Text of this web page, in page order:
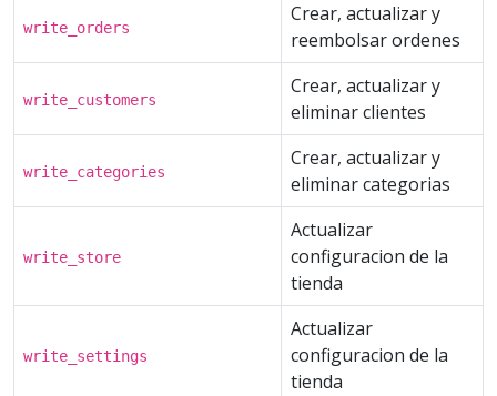
write_orders
Crear, actualizar y
reembolsar ordenes
write_customers
Crear, actualizar y
eliminar clientes
write_categories
Crear, actualizar y
eliminar categorias
write_store
Actualizar
configuracion de la
tienda
write_settings
Actualizar
configuracion de la
tienda